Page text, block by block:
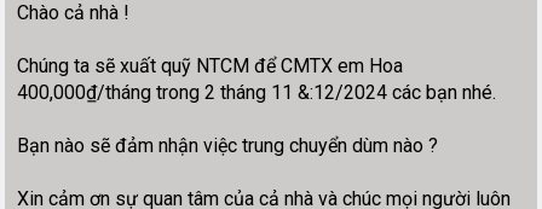
Chào cả nhà !
Chúng ta sẽ xuất quỹ NTCM để CMTX em Hoa
400,000₫/tháng trong 2 tháng 11 &:12/2024 các bạn nhé.
Bạn nào sẽ đảm nhận việc trung chuyển dùm nào ?
Xin cảm ơn sự quan tâm của cả nhà và chúc mọi người luôn